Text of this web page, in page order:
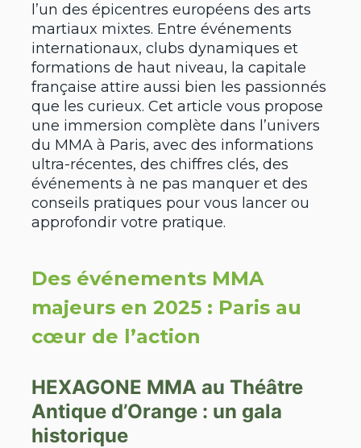
l’un des épicentres européens des arts
martiaux mixtes. Entre événements
internationaux, clubs dynamiques et
formations de haut niveau, la capitale
française attire aussi bien les passionnés
que les curieux. Cet article vous propose
une immersion complète dans l’univers
du MMA à Paris, avec des informations
ultra-récentes, des chiffres clés, des
événements à ne pas manquer et des
conseils pratiques pour vous lancer ou
approfondir votre pratique.
Des événements MMA
majeurs en 2025 : Paris au
cœur de l’action
HEXAGONE MMA au Théâtre
Antique d’Orange : un gala
historique